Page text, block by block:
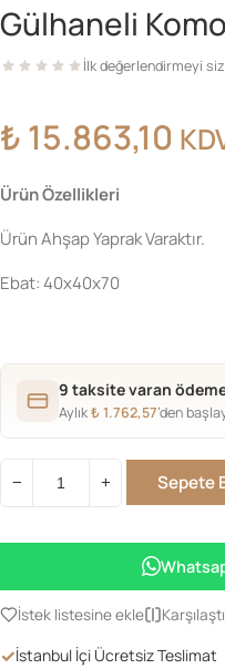
Gülhaneli
İlk değerlendirmeyi
₺15.863,10
Ürün Özellikleri
Ürün Ahşap Yaprak Varaktır.
Ebat: 40x40x70
9 taksite varan
Aylık₺1.762,57’den
−
Gülhaneli
adet
+ Sepete
İstek listesine ekle
✓İstanbul İçi Ücretsiz Teslimat